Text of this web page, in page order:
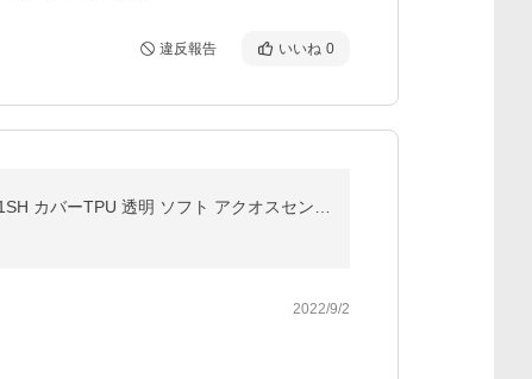
違反報告 いいね 0
2022/9/2